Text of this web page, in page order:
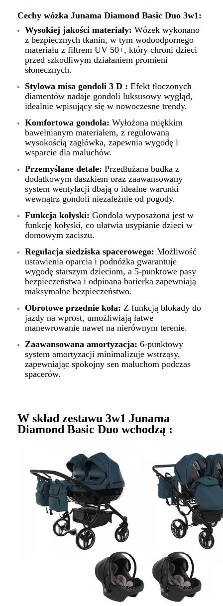
Cechy wózka Junama Diamond Basic Duo 3w1:
Wysokiej jakości materiały: Wózek wykonano
z bezpiecznych tkanin, w tym wodoodpornego
materiału z filtrem UV 50+, który chroni dzieci
przed szkodliwym działaniem promieni
słonecznych.
Stylowa misa gondoli 3 D : Efekt tłoczonych
diamentów nadaje gondoli luksusowy wygląd,
idealnie wpisujący się w nowoczesne trendy.
Komfortowa gondola: Wyłożona miękkim
bawełnianym materiałem, z regulowaną
wysokością zagłówka, zapewnia wygodę i
wsparcie dla maluchów.
Przemyślane detale: Przedłużana budka z
dodatkowym daszkiem oraz zaawansowany
system wentylacji dbają o idealne warunki
wewnątrz gondoli niezależnie od pogody.
Funkcja kołyski: Gondola wyposażona jest w
funkcję kołyski, co ułatwia usypianie dzieci w
domowym zaciszu.
Regulacja siedziska spacerowego: Możliwość
ustawienia oparcia i podnóżka gwarantuje
wygodę starszym dzieciom, a 5-punktowe pasy
bezpieczeństwa i odpinana barierka zapewniają
maksymalne bezpieczeństwo.
Obrotowe przednie koła: Z funkcją blokady do
jazdy na wprost, umożliwiają łatwe
manewrowanie nawet na nierównym terenie.
Zaawansowana amortyzacja: 6-punktowy
system amortyzacji minimalizuje wstrząsy,
zapewniając spokojny sen maluchom podczas
spacerów.
W skład zestawu 3w1 Junama
Diamond Basic Duo wchodzą :